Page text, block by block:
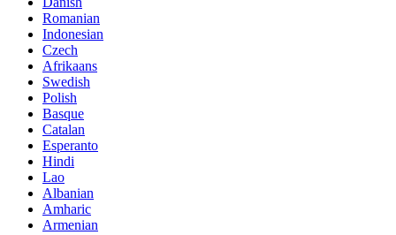
Romanian
Indonesian
Czech
Afrikaans
Swedish
Polish
Basque
Catalan
Esperanto
Hindi
Lao
Albanian
Amharic
Armenian